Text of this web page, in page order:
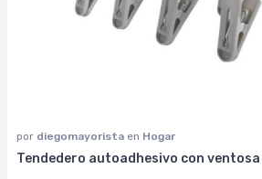
por diegomayorista en Hogar
Tendedero autoadhesivo con ventosa